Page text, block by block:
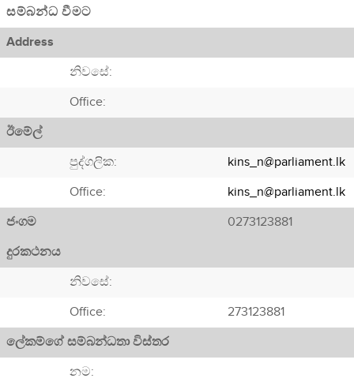
සම්බන්ධ වීමට
Address
නිවසේ:
Office:
ඊමේල්
පුද්ගලික:
kins_n@parliament.lk
Office:
kins_n@parliament.lk
ජංගම
0273123881
දුරකථනය
නිවසේ:
Office:
273123881
ලේකම්ගේ සම්බන්ධතා විස්තර
නම: